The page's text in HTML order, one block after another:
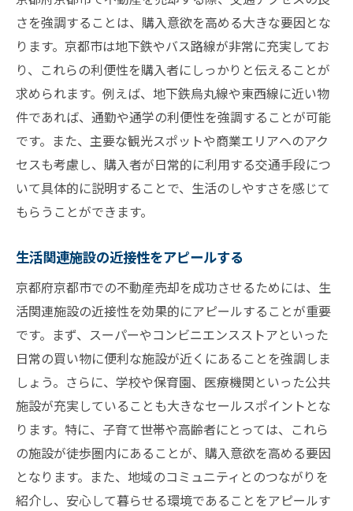
さを強調することは、購入意欲を高める大きな要因とな
ります。京都市は地下鉄やバス路線が非常に充実してお
り、これらの利便性を購入者にしっかりと伝えることが
求められます。例えば、地下鉄烏丸線や東西線に近い物
件であれば、通勤や通学の利便性を強調することが可能
です。また、主要な観光スポットや商業エリアへのアク
セスも考慮し、購入者が日常的に利用する交通手段につ
いて具体的に説明することで、生活のしやすさを感じて
もらうことができます。
生活関連施設の近接性をアピールする
京都府京都市での不動産売却を成功させるためには、生
活関連施設の近接性を効果的にアピールすることが重要
です。まず、スーパーやコンビニエンスストアといった
日常の買い物に便利な施設が近くにあることを強調しま
しょう。さらに、学校や保育園、医療機関といった公共
施設が充実していることも大きなセールスポイントとな
ります。特に、子育て世帯や高齢者にとっては、これら
の施設が徒歩圏内にあることが、購入意欲を高める要因
となります。また、地域のコミュニティとのつながりを
紹介し、安心して暮らせる環境であることをアピールす